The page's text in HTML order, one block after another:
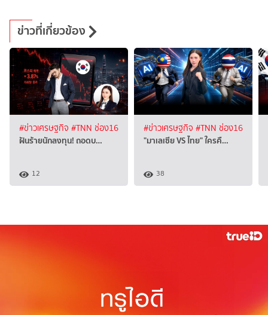
ข่าวที่เกี่ยวข้อง
#ข่าวเศรษฐกิจ #TNN ช่อง16
ฝันร้ายนักลงทุน! ถอดบ…
12
#ข่าวเศรษฐกิจ #TNN ช่อง16
"มาเลเซีย VS ไทย" ใครคื…
38